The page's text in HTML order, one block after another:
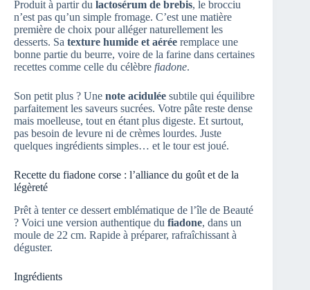
Produit à partir du lactosérum de brebis, le brocciu
n’est pas qu’un simple fromage. C’est une matière
première de choix pour alléger naturellement les
desserts. Sa texture humide et aérée remplace une
bonne partie du beurre, voire de la farine dans certaines
recettes comme celle du célèbre fiadone.
Son petit plus ? Une note acidulée subtile qui équilibre
parfaitement les saveurs sucrées. Votre pâte reste dense
mais moelleuse, tout en étant plus digeste. Et surtout,
pas besoin de levure ni de crèmes lourdes. Juste
quelques ingrédients simples… et le tour est joué.
Recette du fiadone corse : l’alliance du goût et de la
légèreté
Prêt à tenter ce dessert emblématique de l’île de Beauté
? Voici une version authentique du fiadone, dans un
moule de 22 cm. Rapide à préparer, rafraîchissant à
déguster.
Ingrédients